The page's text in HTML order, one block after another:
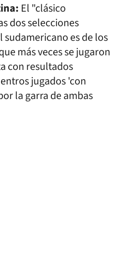
El "clásico
dos selecciones
es de los
más veces se jugaron
con resultados
jugados 'con
la garra de ambas